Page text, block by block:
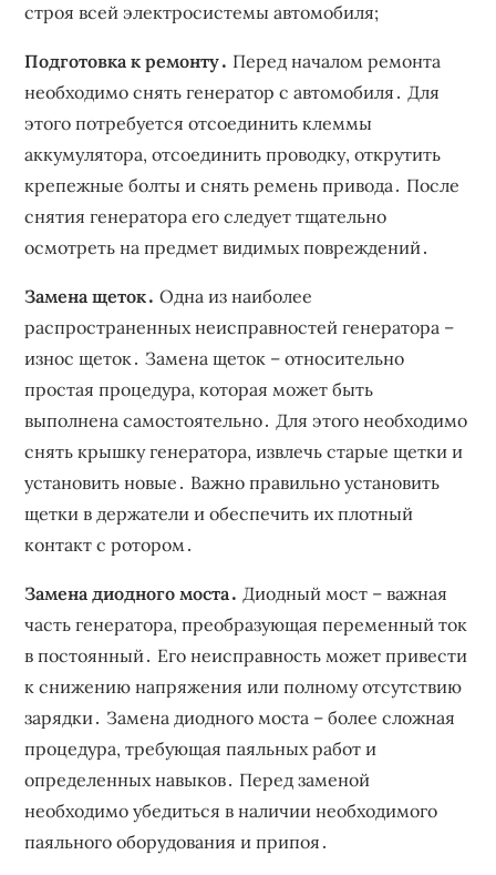
строя всей электросистемы автомобиля;
Подготовка к ремонту․ Перед началом ремонта
необходимо снять генератор с автомобиля․ Для
этого потребуется отсоединить клеммы
аккумулятора, отсоединить проводку, открутить
крепежные болты и снять ремень привода․ После
снятия генератора его следует тщательно
осмотреть на предмет видимых повреждений․
Замена щеток․ Одна из наиболее
распространенных неисправностей генератора –
износ щеток․ Замена щеток – относительно
простая процедура, которая может быть
выполнена самостоятельно․ Для этого необходимо
снять крышку генератора, извлечь старые щетки и
установить новые․ Важно правильно установить
щетки в держатели и обеспечить их плотный
контакт с ротором․
Замена диодного моста․ Диодный мост – важная
часть генератора, преобразующая переменный ток
в постоянный․ Его неисправность может привести
к снижению напряжения или полному отсутствию
зарядки․ Замена диодного моста – более сложная
процедура, требующая паяльных работ и
определенных навыков․ Перед заменой
необходимо убедиться в наличии необходимого
паяльного оборудования и припоя․